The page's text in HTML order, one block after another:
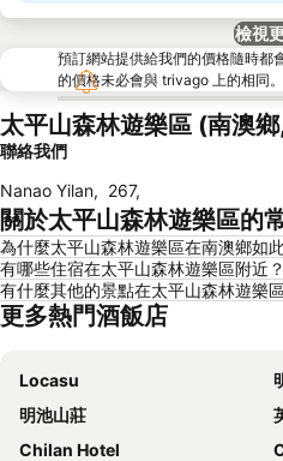
檢視
預訂網站提供給我們的價格隨時都
的價格未必會與 trivago 上的相同。
太平山森林遊樂區 (南澳
聯絡我們
Nanao Yilan, 267,
關於太平山森林遊樂區的
為什麼太平山森林遊樂區在南澳鄉如
有哪些住宿在太平山森林遊樂區附近？
有什麼其他的景點在太平山森林遊樂
更多熱門酒飯店
Locasu
明池山莊
Chilan Hotel